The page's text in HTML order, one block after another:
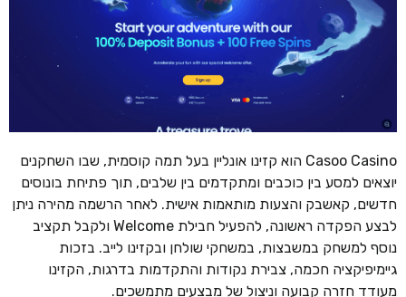
Casoo Casino הוא קזינו אונליין בעל תמה קוסמית, שבו השחקנים
יוצאים למסע בין כוכבים ומתקדמים בין שלבים, תוך פתיחת בונוסים
חדשים, קאשבק והצעות מותאמות אישית. לאחר הרשמה מהירה ניתן
לבצע הפקדה ראשונה, להפעיל חבילת Welcome ולקבל תקציב
נוסף למשחק במשבצות, במשחקי שולחן ובקזינו לייב. בזכות
גיימיפיקציה חכמה, צבירת נקודות והתקדמות בדרגות, הקזינו
מעודד חזרה קבועה וניצול של מבצעים מתמשכים.